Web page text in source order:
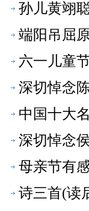
孙儿黄翊
端阳吊屈
六一儿童
深切悼念
中国十大
深切悼念
母亲节有
诗三首(读